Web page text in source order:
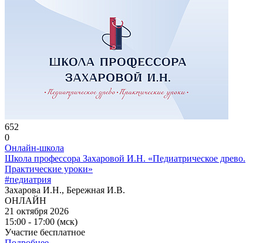
652
0
Онлайн-школа
Школа профессора Захаровой И.Н. «Педиатрическое древо.
Практические уроки»
#педиатрия
Захарова И.Н., Бережная И.В.
ОНЛАЙН
21 октября 2026
15:00 - 17:00 (мск)
Участие бесплатное